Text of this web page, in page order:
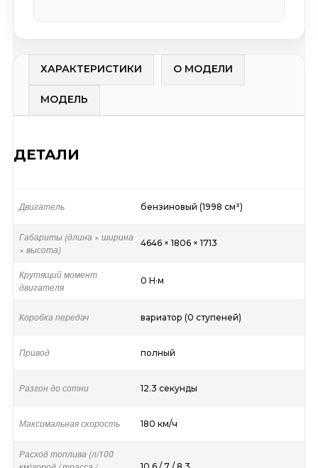
ХАРАКТЕРИСТИКИ О МОДЕЛИ
МОДЕЛЬ
ДЕТАЛИ
Двигатель бензиновый (1998 см³)
Габариты (длина × ширина
× высота)
4646 × 1806 × 1713
Крутящий момент
двигателя
0 Н·м
Коробка передач вариатор (0 ступеней)
Привод полный
Разгон до сотни 12.3 секунды
Максимальная скорость 180 км/ч
Расход топлива (л/100